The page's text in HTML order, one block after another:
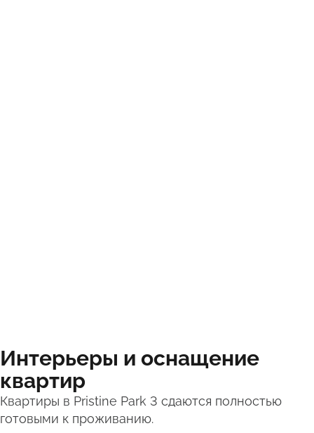
Интерьеры и оснащение
квартир
Квартиры в Pristine Park 3 сдаются полностью
готовыми к проживанию.